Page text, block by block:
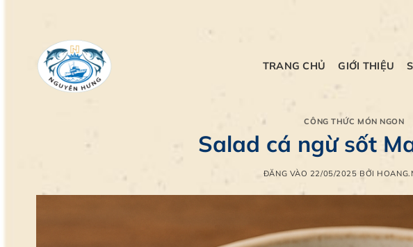
TRANG CHỦ GIỚI THIỆU
CÔNG THỨC MÓN NGON
Salad cá ngừ sốt
ĐĂNG VÀO 22/05/2025 BỞI